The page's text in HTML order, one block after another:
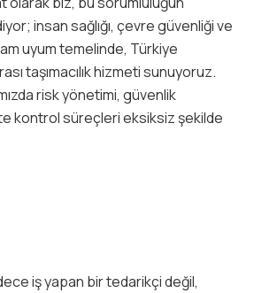
insan sağlığı, çevre güvenliği ve
uyum temelinde, Türkiye
taşımacılık hizmeti sunuyoruz.
risk yönetimi, güvenlik
kontrol süreçleri eksiksiz şekilde
iş yapan bir tedarikçi değil,